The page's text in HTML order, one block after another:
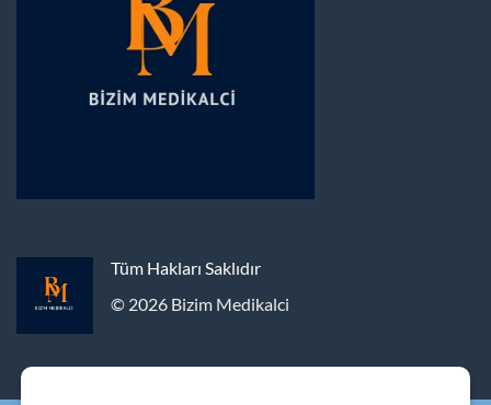
Tüm Hakları Saklıdır
© 2026 Bizim Medikalci